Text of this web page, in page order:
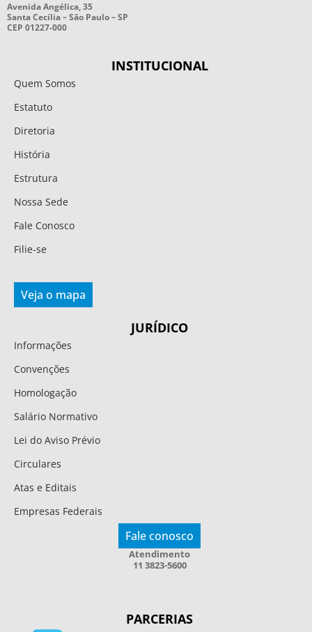
Avenida Angélica, 35
Santa Cecília – São Paulo – SP
CEP 01227-000
INSTITUCIONAL
Quem Somos
Estatuto
Diretoria
História
Estrutura
Nossa Sede
Fale Conosco
Filie-se
Veja o mapa
JURÍDICO
Informações
Convenções
Homologação
Salário Normativo
Lei do Aviso Prévio
Circulares
Atas e Editais
Empresas Federais
Fale conosco
Atendimento
11 3823-5600
PARCERIAS